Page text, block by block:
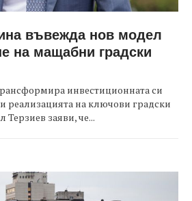
въвежда нов модел
на мащабни градски
инвестиционната си
реализацията на ключови градски
Терзиев заяви, че...